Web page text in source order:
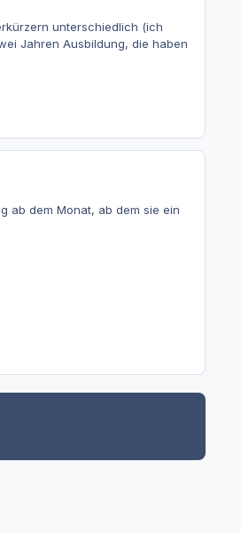
unterschiedlich (ich
Jahren Ausbildung, die haben
ab dem Monat, ab dem sie ein